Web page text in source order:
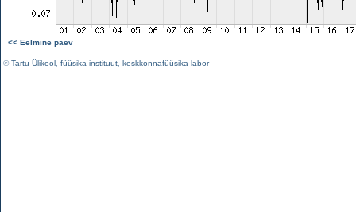
<< Eelmine päev
©Tartu Ülikool füüsika instituut keskkonnafüüsika labor